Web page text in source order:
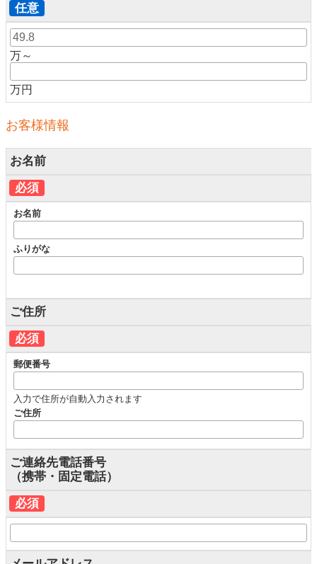
任意
万～
万円
お客様情報
お名前
必須
お名前
ふりがな
ご住所
必須
郵便番号
入力で住所が自動入力されます
ご住所
ご連絡先電話番号
（携帯・固定電話）
必須